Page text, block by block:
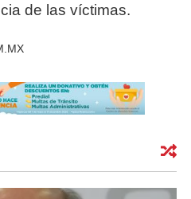
de las víctimas.